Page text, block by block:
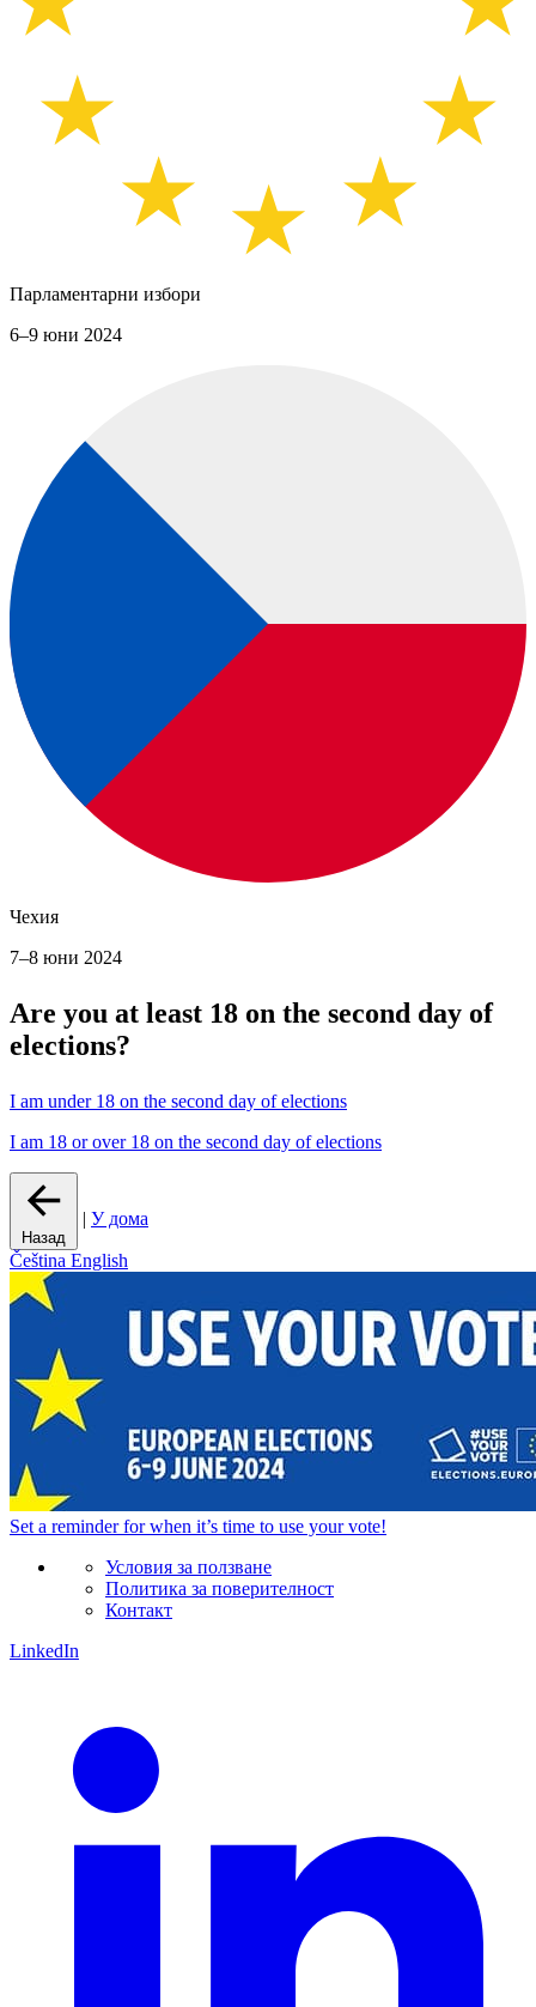
Парламентарни избори
6–9 юни 2024
Чехия
7–8 юни 2024
Are you at least 18 on the second day of
elections?
I am under 18 on the second day of elections
I am 18 or over 18 on the second day of elections
Назад
| У дома
Čeština English
Set a reminderfor when it’s time to use your vote!
Условия за ползване
Политика за поверителност
Контакт
LinkedIn